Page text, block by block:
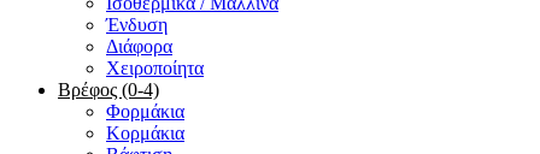
Ένδυση
Διάφορα
Χειροποίητα
Βρέφος (0-4)
Φορμάκια
Κορμάκια